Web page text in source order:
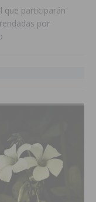
que participarán
por